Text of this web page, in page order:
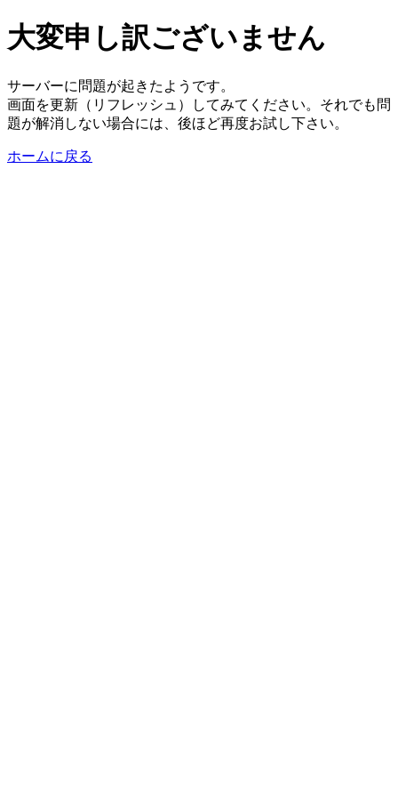
大変申し訳ございません
サーバーに問題が起きたようです。
画面を更新（リフレッシュ）してみてください。それでも問
題が解消しない場合には、後ほど再度お試し下さい。
ホームに戻る